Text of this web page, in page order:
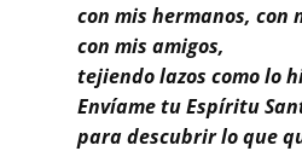
Contacto
Buscar
con mis hermanos, con
con mis amigos,
tejiendo lazos como lo
Envíame tu Espíritu
para descubrir lo que